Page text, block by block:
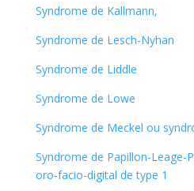
Syndrome de Kallmann,
Syndrome de Lesch-Nyhan
Syndrome de Liddle
Syndrome de Lowe
Syndrome de Meckel ou
Syndrome de Papillon-Leage-
oro-facio-digital de type 1